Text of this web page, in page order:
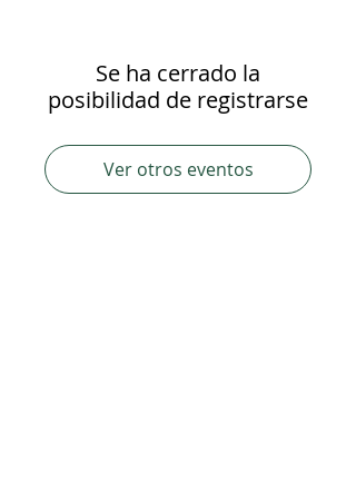
Se ha cerrado la
posibilidad de registrarse
Ver otros eventos